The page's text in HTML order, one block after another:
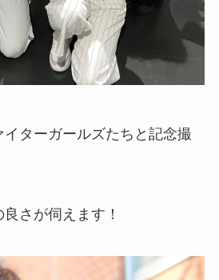
ターガールズたちと記念撮
さが伺えます！